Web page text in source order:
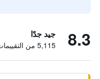
8.3 جيد جدًا
5,115 من التقييمات تم التحقق منها